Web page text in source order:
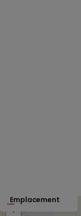
Emplacement
+